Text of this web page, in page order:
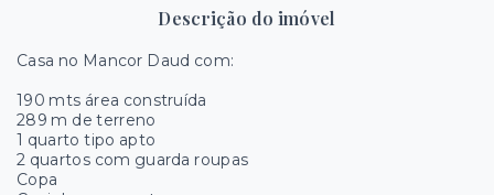
Descrição do imóvel
Casa no Mancor Daud com:
190 mts área construída
289 m de terreno
1 quarto tipo apto
2 quartos com guarda roupas
Copa